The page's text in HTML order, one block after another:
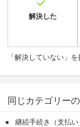
解決した
「解決していない」
同じカテゴリー
継続手続き（支払